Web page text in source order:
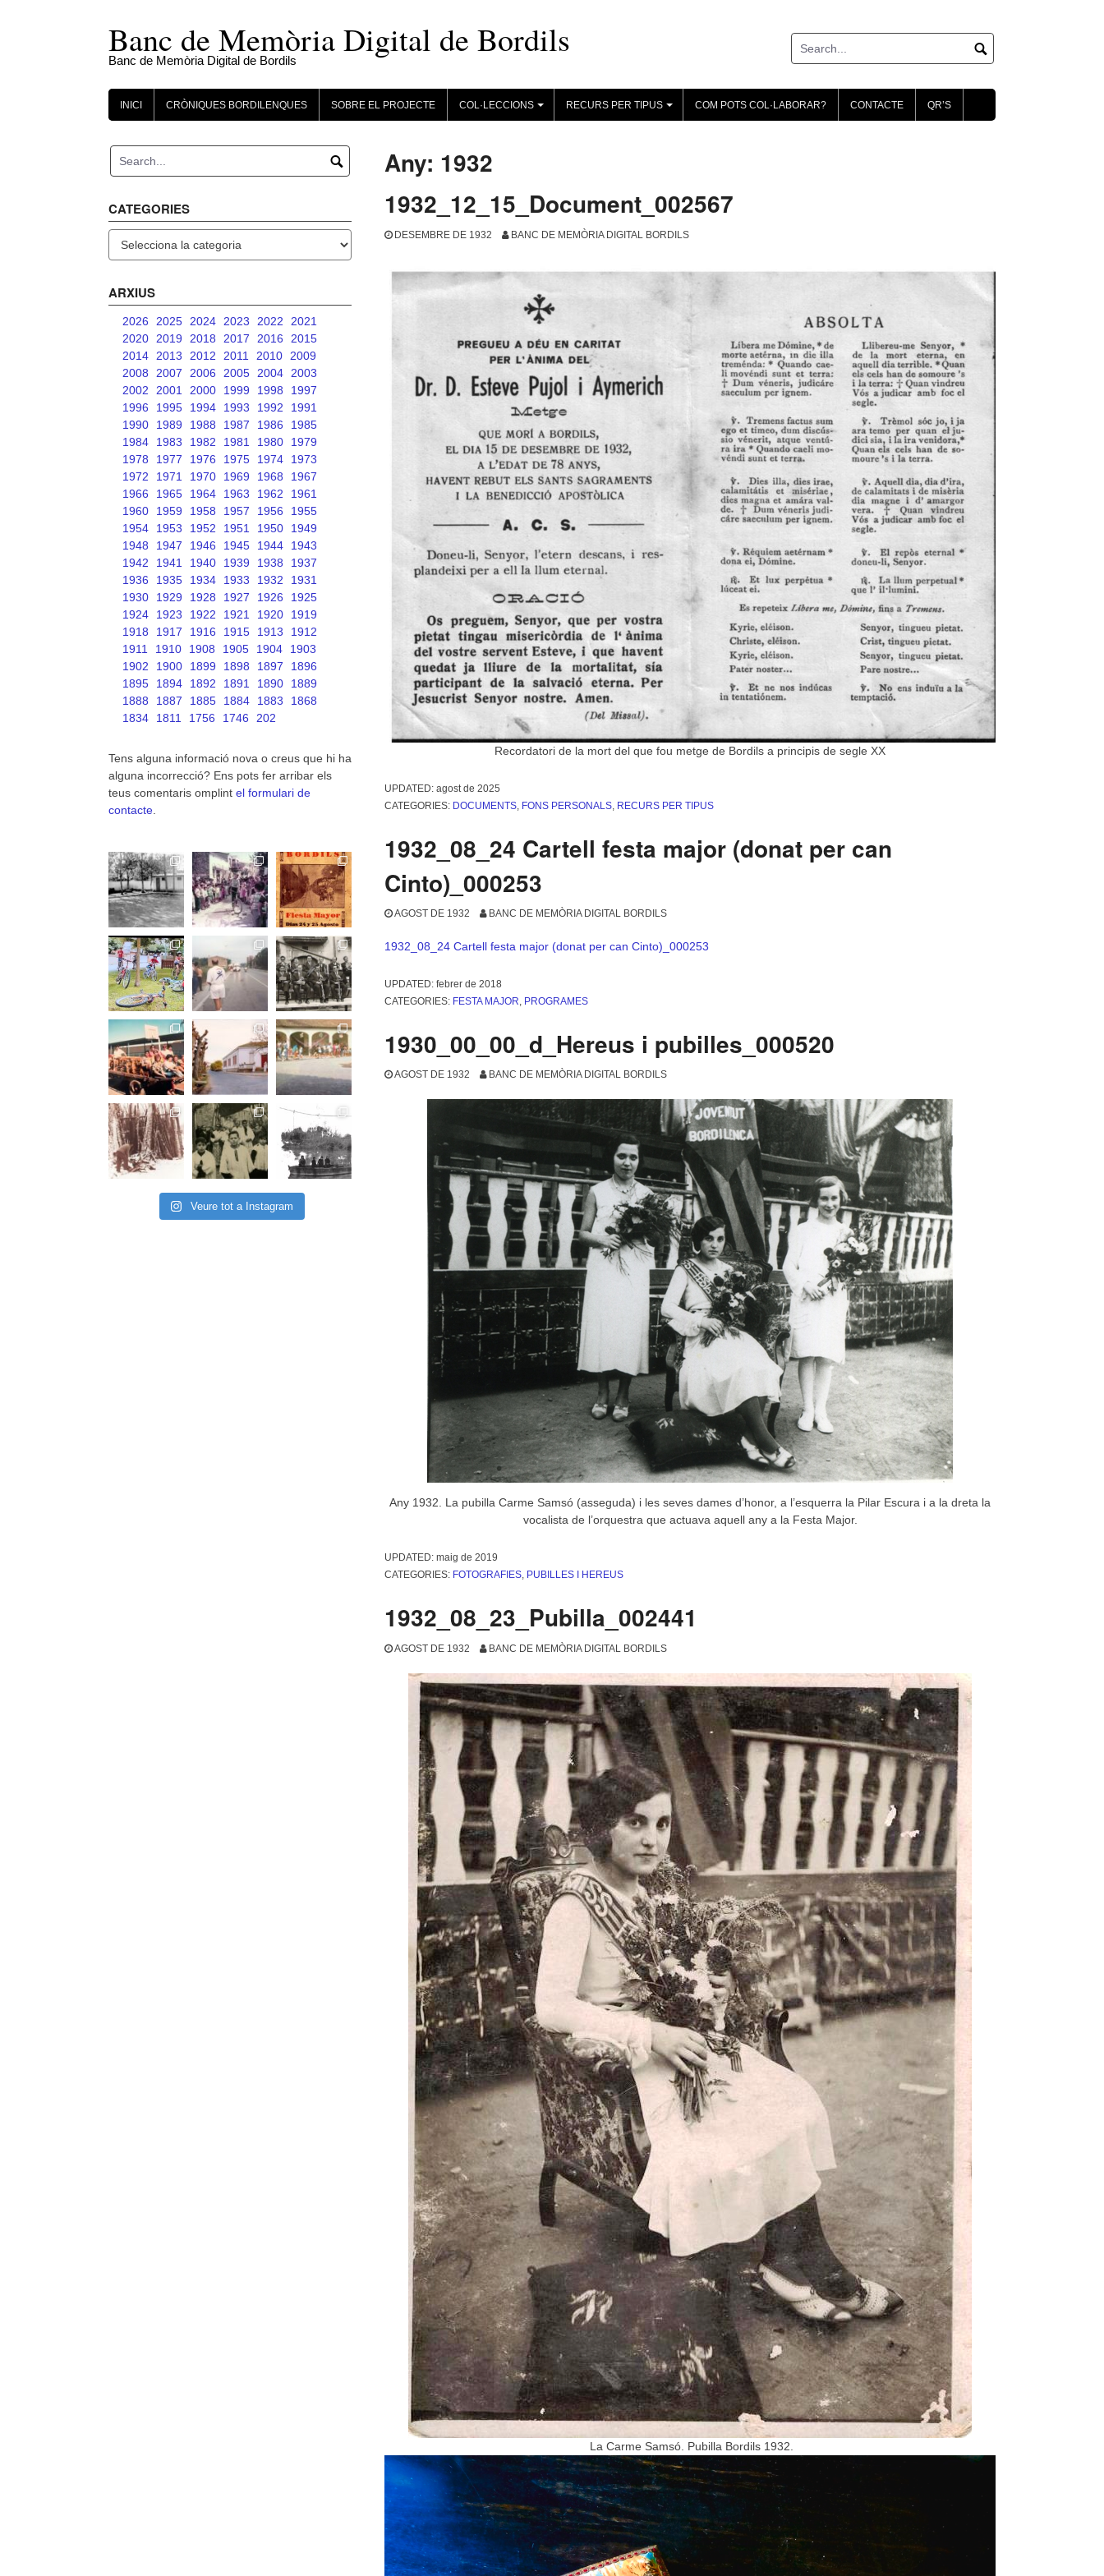
Banc de Memòria Digital de Bordils
Banc de Memòria Digital de Bordils
INICI CRÒNIQUES BORDILENQUES SOBRE EL PROJECTE
+
COL·LECCIONS
+
RECURS PER TIPUS COM POTS COL·LABORAR? CONTACTE QR’S
Any: 1932
1932_12_15_Document_002567
DESEMBRE DE 1932 BANC DE MEMÒRIA DIGITAL BORDILS
Recordatori de la mort del que fou metge de Bordils a principis de segle XX
UPDATED: agost de 2025
CATEGORIES: DOCUMENTS FONS PERSONALS RECURS PER TIPUS
1932_08_24 Cartell festa major (donat per can
Cinto)_000253
AGOST DE 1932 BANC DE MEMÒRIA DIGITAL BORDILS
1932_08_24 Cartell festa major (donat per can Cinto)_000253
UPDATED: febrer de 2018
CATEGORIES: FESTA MAJOR, PROGRAMES
1930_00_00_d_Hereus i pubilles_000520
AGOST DE 1932 BANC DE MEMÒRIA DIGITAL BORDILS
Any 1932. La pubilla Carme Samsó (asseguda) i les seves dames d’honor, a l’esquerra la Pilar Escura i a la dreta la
vocalista de l’orquestra que actuava aquell any a la Festa Major.
UPDATED: maig de 2019
CATEGORIES: FOTOGRAFIES, PUBILLES I HEREUS
1932_08_23_Pubilla_002441
AGOST DE 1932 BANC DE MEMÒRIA DIGITAL BORDILS
La Carme Samsó. Pubilla Bordils 1932.
CATEGORIES
ARXIUS
2026 2025 2024 2023 2022
2021
2020
2019 2018 2017 2016
2015
2014
2013 2012 2011 2010
2009
2008
2007 2006 2005 2004
2003
2002
2001 2000 1999 1998
1997
1996
1995 1994 1993 1992
1991
1990
1989 1988 1987 1986
1985
1984
1983 1982 1981 1980
1979
1978
1977 1976 1975 1974
1973
1972
1971 1970 1969 1968
1967
1966
1965 1964 1963 1962
1961
1960
1959 1958 1957 1956
1955
1954
1953 1952 1951 1950
1949
1948
1947 1946 1945 1944
1943
1942
1941 1940 1939 1938
1937
1936
1935 1934 1933 1932
1931
1930
1929 1928 1927 1926
1925
1924
1923 1922 1921 1920
1919
1918
1917 1916 1915 1913
1912
1911
1910 1908 1905 1904
1903
1902
1900 1899 1898 1897
1896
1895
1894 1892 1891 1890
1889
1888
1887 1885 1884 1883
1868
1834
1811 1756 1746 202
Tens alguna informació nova o creus que hi ha
alguna incorrecció? Ens pots fer arribar els
teus comentaris omplint el formulari de
contacte
Veure tot a Instagram